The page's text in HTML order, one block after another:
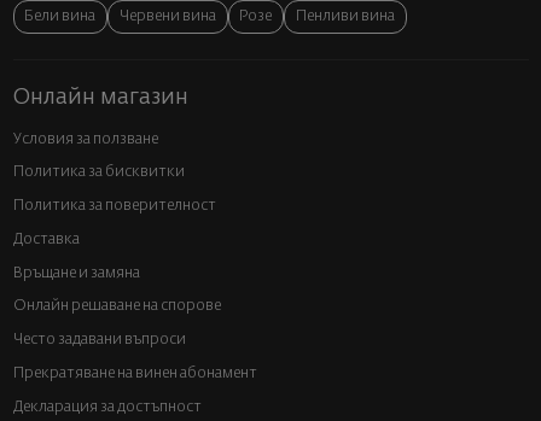
Бели вина Червени вина Розе Пенливи вина
Онлайн магазин
Условия за ползване
Политика за бисквитки
Политика за поверителност
Доставка
Връщане и замяна
Онлайн решаване на спорове
Често задавани въпроси
Прекратяване на винен абонамент
Декларация за достъпност